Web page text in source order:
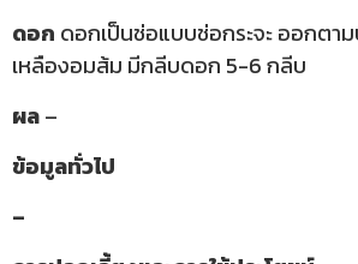
ดอก ดอกเป็นช่อแบบช่อกระจะ ออกต
เหลืองอมส้ม มีกลีบดอก 5-6 กลีบ
ผล–
ข้อมูลทั่วไป
–